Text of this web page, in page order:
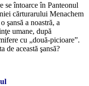
se întoarce în Panteonul
cărturarului Menachem
şansă a noastră, a
umane, după
cu „două-picioare”.
de această şansă?